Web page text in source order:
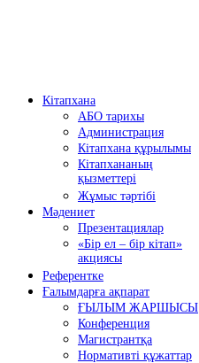
Кітапхана
АБО тарихы
Администрация
Кітапхана құрылымы
Кітапхананың
қызметтері
Жұмыс тәртібі
Мәдениет
Презентациялар
«Бір ел – бір кітап»
акциясы
Референтке
Ғалымдарға ақпарат
ҒЫЛЫМ ЖАРШЫСЫ
Конференция
Магистрантқа
Нормативті құжаттар